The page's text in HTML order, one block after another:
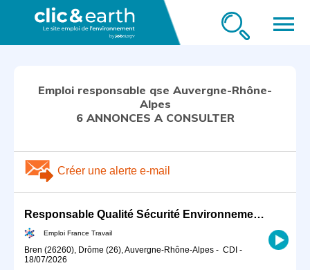
menu
Emploi responsable qse Auvergne-Rhône-
Alpes
6 ANNONCES A CONSULTER
Créer une alerte e-mail
Responsable Qualité Sécurité Environnement -QSE- en industrie (H/F)
Emploi France Travail
Bren (26260), Drôme (26), Auvergne-Rhône-Alpes - CDI -
18/07/2026